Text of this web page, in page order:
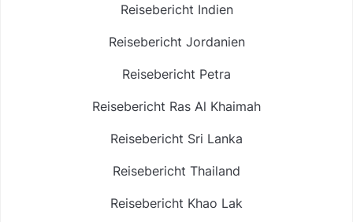
Reisebericht Indien
Reisebericht Jordanien
Reisebericht Petra
Reisebericht Ras Al Khaimah
Reisebericht Sri Lanka
Reisebericht Thailand
Reisebericht Khao Lak